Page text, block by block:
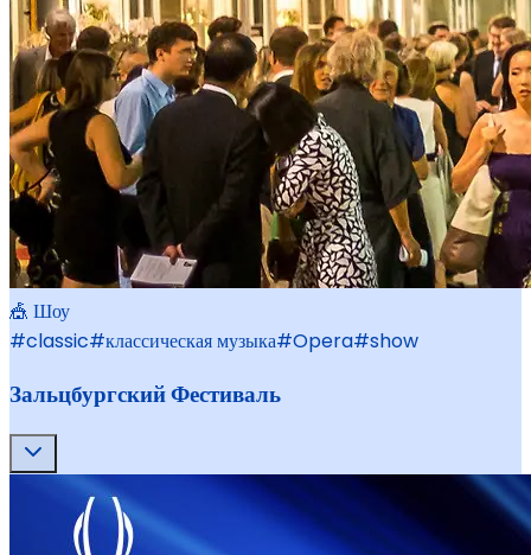
🎪 Шоу
#classic#классическая музыка#Opera#show
Зальцбургский Фестиваль